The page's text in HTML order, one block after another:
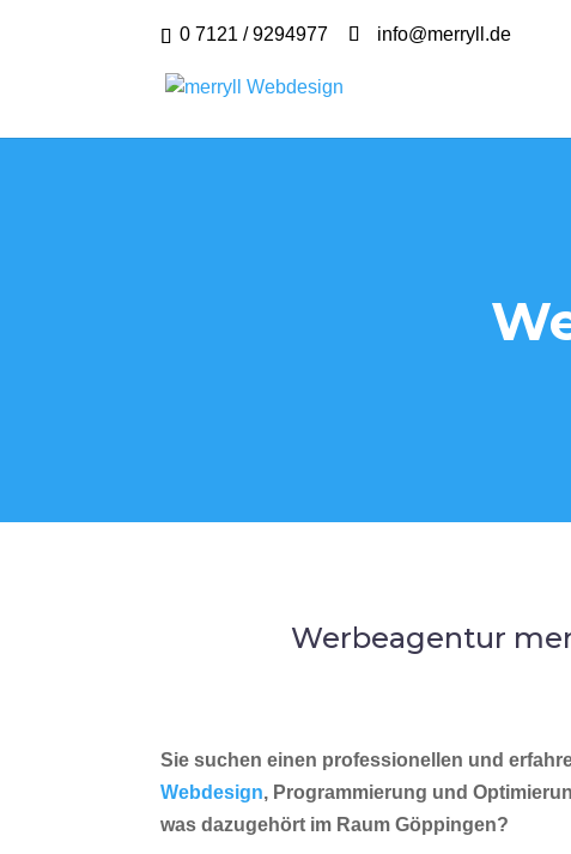
0 7121 / 9294977 info@merryll.de
Werbeagentur
Sie suchen einen professionellen und
Webdesign, Programmierung und
was dazugehört im Raum Göppingen?